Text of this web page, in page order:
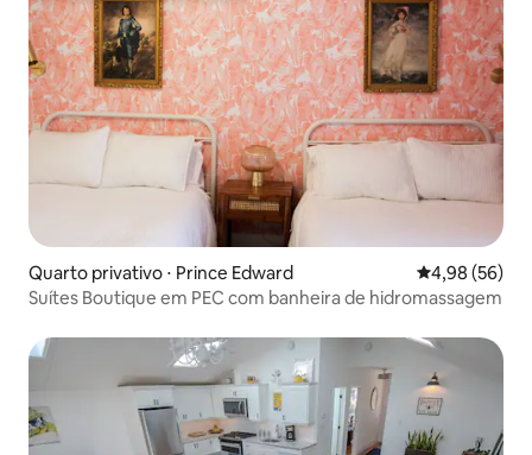
Quarto privativo ⋅ Prince Edward 4,98 de uma
4,98 (56)
Suítes Boutique em PEC com banheira de hidromassagem